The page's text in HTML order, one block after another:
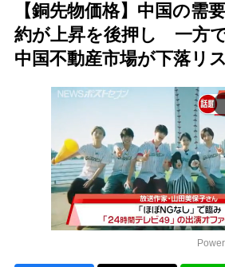
【銅先物価格】中国の需
約が上昇を後押し 一方
中国不動産市場が下落リ